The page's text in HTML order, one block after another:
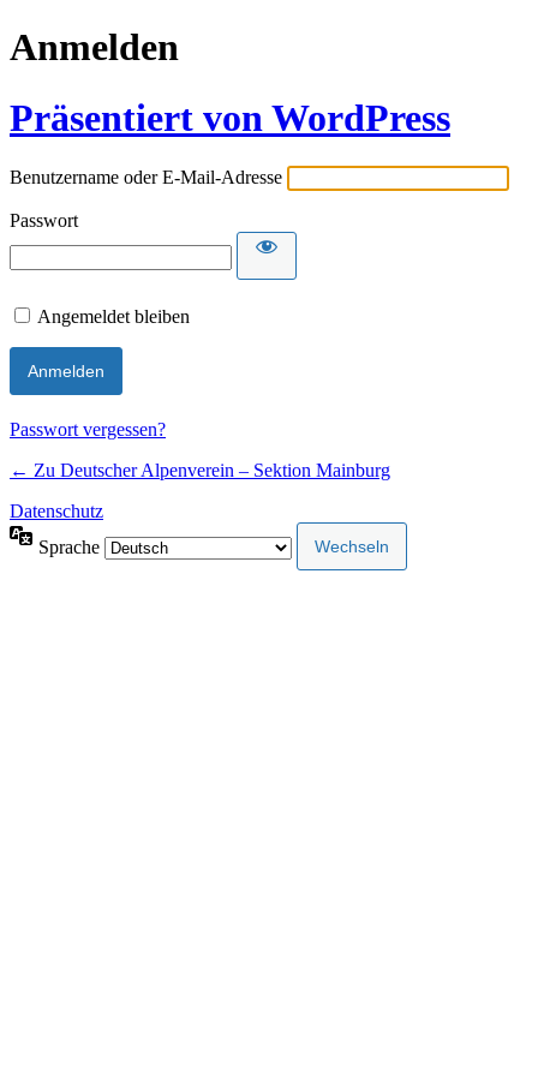
Anmelden
Präsentiert von WordPress
Benutzername oder E-Mail-Adresse
Passwort
Angemeldet bleiben
Passwort vergessen?
← Zu Deutscher Alpenverein – Sektion Mainburg
Datenschutz
Sprache